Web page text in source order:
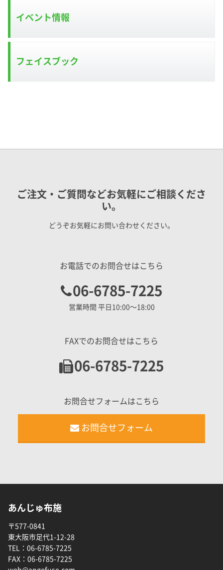
イベント情報
フェイスブック
ご注文・ご質問などお気軽にご相談くださ
い。
どうぞお気軽にお問い合わせください。
お電話でのお問合せはこちら
06-6785-7225
営業時間 平日10:00〜18:00
FAXでのお問合せはこちら
06-6785-7225
お問合せフォームはこちら
お問合せフォーム
あんじゅ布施
〒577-0841
東大阪市足代1-12-28
TEL： 06-6785-7225
FAX： 06-6785-7225